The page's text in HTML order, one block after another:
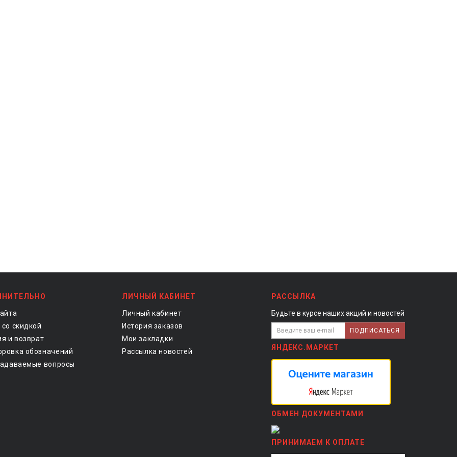
скидкой
и возврат
обозначений
вопросы
ЛИЧНЫЙ КАБИНЕТ
Личный кабинет
История заказов
Мои закладки
Рассылка новостей
РАССЫЛКА
Будьте в курсе наших акций и новостей
ПОДПИСАТЬСЯ
ЯНДЕКС.МАРКЕТ
ОБМЕН ДОКУМЕНТАМИ
ПРИНИМАЕМ К ОПЛАТЕ